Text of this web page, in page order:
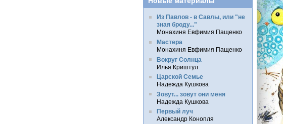
Из Павлов - в Савлы, или "не
зная броду..."
Монахиня Евфимия Пащенко
Мастера
Монахиня Евфимия Пащенко
Вокруг Солнца
Илья Криштул
Царской Семье
Надежда Кушкова
Зовут... зовут они меня
Надежда Кушкова
Первый луч
Александр Конопля